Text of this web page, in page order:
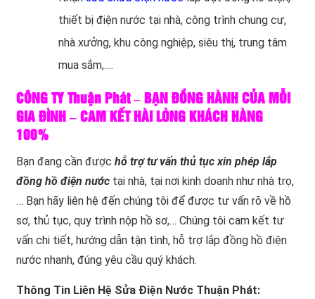
thiết bị điện nước tại nhà, công trình chung cư,
nhà xưởng, khu công nghiệp, siêu thị, trung tâm
mua sắm,….
CÔNG TY Thuận Phát – BẠN ĐỒNG HÀNH CỦA MỖI
GIA ĐÌNH – CAM KẾT HÀI LÒNG KHÁCH HÀNG
100%
Bạn đang cần được hỗ trợ tư vấn thủ tục xin phép lắp
đồng hồ điện nước tại nhà, tại nơi kinh doanh như nhà trọ,
… Bạn hãy liên hệ đến chúng tôi để được tư vấn rõ về hồ
sơ, thủ tục, quy trình nộp hồ sơ,… Chúng tôi cam kết tư
vấn chi tiết, hướng dẫn tận tình, hỗ trợ lắp đồng hồ điện
nước nhanh, đúng yêu cầu quý khách.
Thông Tin Liên Hệ Sửa Điện Nước Thuận Phát: